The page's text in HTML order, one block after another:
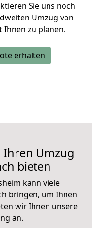
Sie uns noch
Umzug von
Ihnen zu planen.
erhalten
Umzug
bieten
kann viele
bringen, um Ihnen
wir Ihnen unsere
an.